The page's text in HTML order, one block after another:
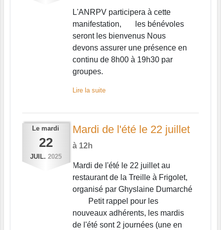
L'ANRPV participera à cette
manifestation, les bénévoles
seront les bienvenus Nous
devons assurer une présence en
continu de 8h00 à 19h30 par
groupes.
Lire la suite
Le mardi
22
JUIL. 2025
Mardi de l'été le 22 juillet
à 12h
Mardi de l'été le 22 juillet au
restaurant de la Treille à Frigolet,
organisé par Ghyslaine Dumarché
Petit rappel pour les
nouveaux adhérents, les mardis
de l'été sont 2 journées (une en